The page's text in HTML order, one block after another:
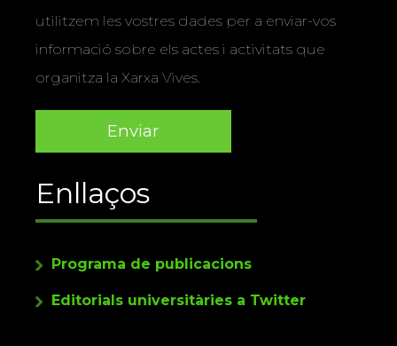
utilitzem les vostres dades per a enviar-vos
informació sobre els actes i activitats que
organitza la Xarxa Vives.
Enllaços
Programa de publicacions
Editorials universitàries a Twitter